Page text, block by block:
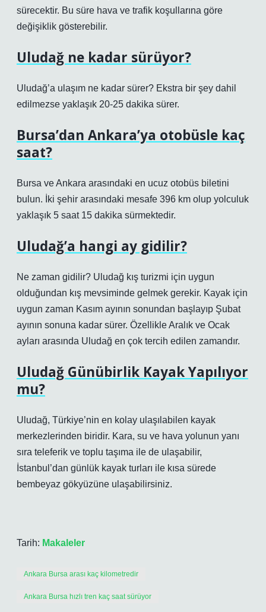
sürecektir. Bu süre hava ve trafik koşullarına göre
değişiklik gösterebilir.
Uludağ ne kadar sürüyor?
Uludağ’a ulaşım ne kadar sürer? Ekstra bir şey dahil
edilmezse yaklaşık 20-25 dakika sürer.
Bursa’dan Ankara’ya otobüsle kaç
saat?
Bursa ve Ankara arasındaki en ucuz otobüs biletini
bulun. İki şehir arasındaki mesafe 396 km olup yolculuk
yaklaşık 5 saat 15 dakika sürmektedir.
Uludağ’a hangi ay gidilir?
Ne zaman gidilir? Uludağ kış turizmi için uygun
olduğundan kış mevsiminde gelmek gerekir. Kayak için
uygun zaman Kasım ayının sonundan başlayıp Şubat
ayının sonuna kadar sürer. Özellikle Aralık ve Ocak
ayları arasında Uludağ en çok tercih edilen zamandır.
Uludağ Günübirlik Kayak Yapılıyor
mu?
Uludağ, Türkiye’nin en kolay ulaşılabilen kayak
merkezlerinden biridir. Kara, su ve hava yolunun yanı
sıra teleferik ve toplu taşıma ile de ulaşabilir,
İstanbul’dan günlük kayak turları ile kısa sürede
bembeyaz gökyüzüne ulaşabilirsiniz.
Tarih: Makaleler
Ankara Bursa arası kaç kilometredir
Ankara Bursa hızlı tren kaç saat sürüyor